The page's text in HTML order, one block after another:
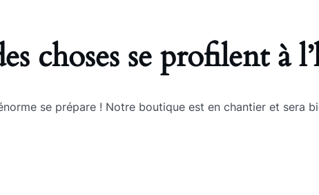
choses se profilent à
se prépare ! Notre boutique est en chantier et sera